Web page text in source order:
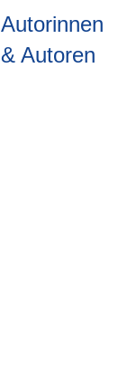
Autorinnen
& Autoren